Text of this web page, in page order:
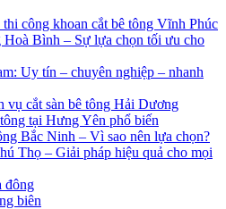
công khoan cắt bê tông Vĩnh Phúc
Hoà Bình – Sự lựa chọn tối ưu cho
Uy tín – chuyên nghiệp – nhanh
vụ cắt sàn bê tông Hải Dương
tại Hưng Yên phổ biến
Bắc Ninh – Vì sao nên lựa chọn?
Thọ – Giải pháp hiệu quả cho mọi
đông
biên